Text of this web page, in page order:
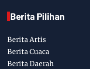
Berita Pilihan
Berita Artis
Berita Cuaca
Berita Daerah